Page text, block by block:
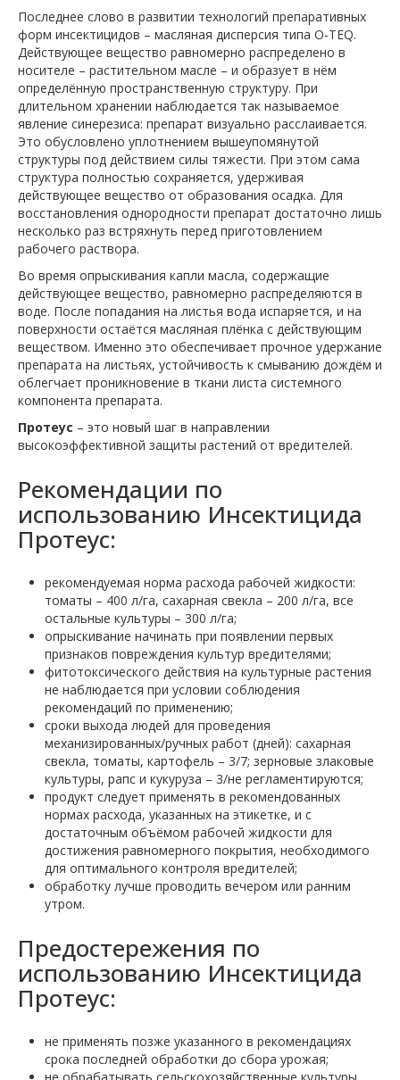
Последнее слово в развитии технологий препаративных
форм инсектицидов – масляная дисперсия типа O-TEQ.
Действующее вещество равномерно распределено в
носителе – растительном масле – и образует в нём
определённую пространственную структуру. При
длительном хранении наблюдается так называемое
явление синерезиса: препарат визуально расслаивается.
Это обусловлено уплотнением вышеупомянутой
структуры под действием силы тяжести. При этом сама
структура полностью сохраняется, удерживая
действующее вещество от образования осадка. Для
восстановления однородности препарат достаточно лишь
несколько раз встряхнуть перед приготовлением
рабочего раствора.
Во время опрыскивания капли масла, содержащие
действующее вещество, равномерно распределяются в
воде. После попадания на листья вода испаряется, и на
поверхности остаётся масляная плёнка с действующим
веществом. Именно это обеспечивает прочное удержание
препарата на листьях, устойчивость к смыванию дождём и
облегчает проникновение в ткани листа системного
компонента препарата.
Протеус – это новый шаг в направлении
высокоэффективной защиты растений от вредителей.
Рекомендации по
использованию Инсектицида
Протеус:
рекомендуемая норма расхода рабочей жидкости:
томаты – 400 л/га, сахарная свекла – 200 л/га, все
остальные культуры – 300 л/га;
опрыскивание начинать при появлении первых
признаков повреждения культур вредителями;
фитотоксического действия на культурные растения
не наблюдается при условии соблюдения
рекомендаций по применению;
сроки выхода людей для проведения
механизированных/ручных работ (дней): сахарная
свекла, томаты, картофель – 3/7; зерновые злаковые
культуры, рапс и кукуруза – 3/не регламентируются;
продукт следует применять в рекомендованных
нормах расхода, указанных на этикетке, и с
достаточным объёмом рабочей жидкости для
достижения равномерного покрытия, необходимого
для оптимального контроля вредителей;
обработку лучше проводить вечером или ранним
утром.
Предостережения по
использованию Инсектицида
Протеус:
не применять позже указанного в рекомендациях
срока последней обработки до сбора урожая;